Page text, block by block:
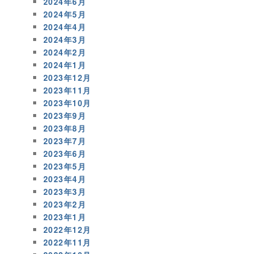
2024年5月
2024年4月
2024年3月
2024年2月
2024年1月
2023年12月
2023年11月
2023年10月
2023年9月
2023年8月
2023年7月
2023年6月
2023年5月
2023年4月
2023年3月
2023年2月
2023年1月
2022年12月
2022年11月